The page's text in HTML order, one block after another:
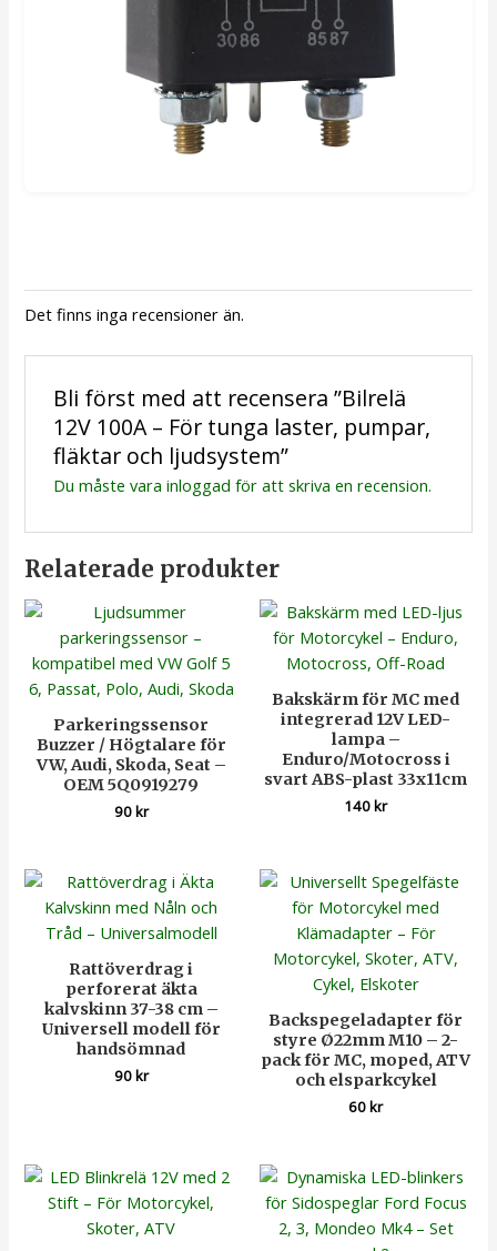
Det finns inga recensioner än.
Bli först med att recensera ”Bilrelä
12V 100A – För tunga laster, pumpar,
fläktar och ljudsystem”
Du måste vara inloggad för att skriva en recension.
Relaterade produkter
Parkeringssensor
Buzzer / Högtalare för
VW, Audi, Skoda, Seat –
OEM 5Q0919279
90 kr
Bakskärm för MC med
integrerad 12V LED-
lampa –
Enduro/Motocross i
svart ABS-plast 33x11cm
140 kr
Rattöverdrag i
perforerat äkta
kalvskinn 37-38 cm –
Universell modell för
handsömnad
90 kr
Backspegeladapter för
styre Ø22mm M10 – 2-
pack för MC, moped, ATV
och elsparkcykel
60 kr